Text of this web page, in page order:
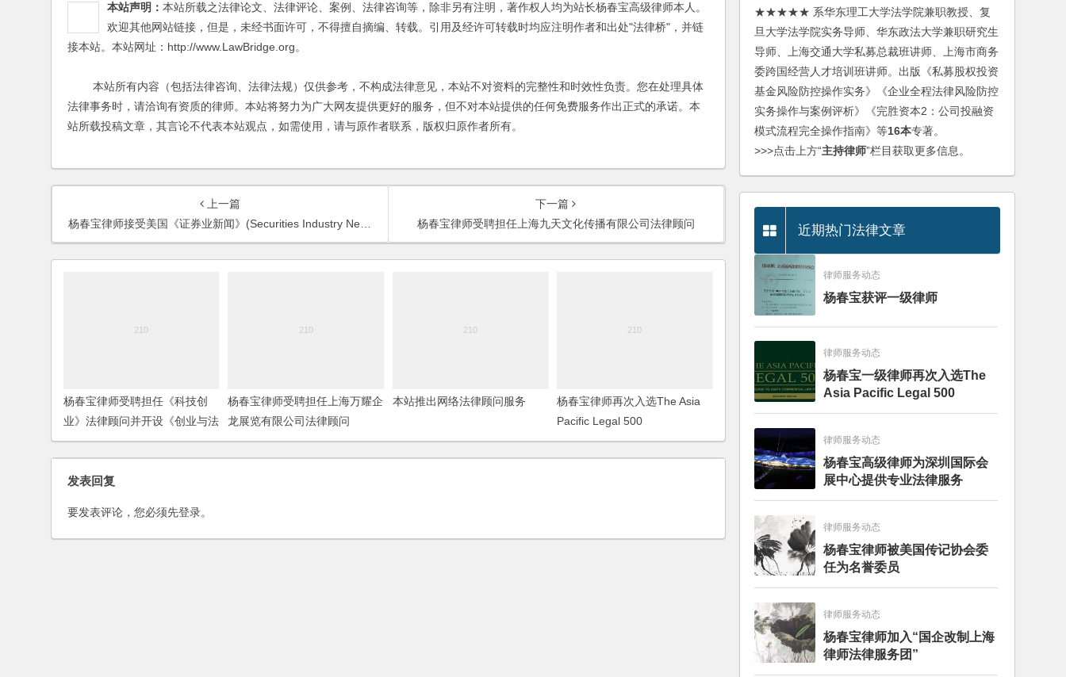
本站声明： 本站所载之法律论文、法律评论、案例、法律咨询等，除非另有注明，著作权人均为站长杨春宝高级律师本人。
欢迎其他网站链接，但是，未经书面许可，不得擅自摘编、转载。引用及经许可转载时均应注明作者和出处"法律桥"，并链
接本站。本站网址：http://www.LawBridge.org。
本站所有内容（包括法律咨询、法律法规）仅供参考，不构成法律意见，本站不对资料的完整性和时效性负责。您在处理具体
法律事务时，请洽询有资质的律师。本站将努力为广大网友提供更好的服务，但不对本站提供的任何免费服务作出正式的承诺。本
站所载投稿文章，其言论不代表本站观点，如需使用，请与原作者联系，版权归原作者所有。
上一篇
杨春宝律师接受美国《证券业新闻》(Securities Industry News )记者采访
下一篇
杨春宝律师受聘担任上海九天文化传播有限公司法律顾问
杨春宝律师受聘担任《科技创
业》法律顾问并开设《创业与法
律》专栏
杨春宝律师受聘担任上海万耀企
龙展览有限公司法律顾问
本站推出网络法律顾问服务
杨春宝律师再次入选The Asia
Pacific Legal 500
发表回复
要发表评论，您必须先登录。
★★★★★ 系华东理工大学法学院兼职教授、复
旦大学法学院实务导师、华东政法大学兼职研究生
导师、上海交通大学私募总裁班讲师、上海市商务
委跨国经营人才培训班讲师。出版《私募股权投资
基金风险防控操作实务》《企业全程法律风险防控
实务操作与案例评析》《完胜资本2：公司投融资
模式流程完全操作指南》等16本专著。
>>>点击上方“主持律师”栏目获取更多信息。
近期热门法律文章
律师服务动态
杨春宝获评一级律师
律师服务动态
杨春宝一级律师再次入选The
Asia Pacific Legal 500
律师服务动态
杨春宝高级律师为深圳国际会
展中心提供专业法律服务
律师服务动态
杨春宝律师被美国传记协会委
任为名誉委员
律师服务动态
杨春宝律师加入“国企改制上海
律师法律服务团”